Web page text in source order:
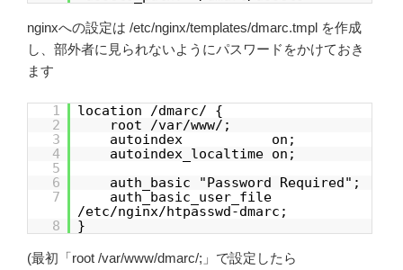
nginxへの設定は /etc/nginx/templates/dmarc.tmpl を作成
し、部外者に見られないようにパスワードをかけておき
ます
1
location /dmarc/ {
2
root /var/www/;
3
autoindex on;
4
autoindex_localtime on;
5
6
auth_basic "Password Required";
7
auth_basic_user_file
/etc/nginx/htpasswd-dmarc;
8
}
(最初「root /var/www/dmarc/;」で設定したら